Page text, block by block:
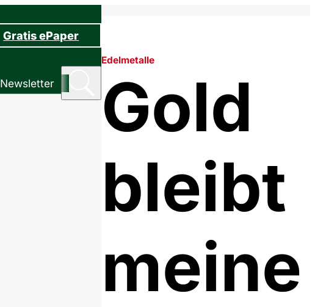
Gratis ePaper
Newsletter
Edelmetalle
Gold
bleibt
meine